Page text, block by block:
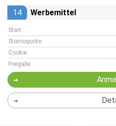
14 Werbemittel
Start
Stornoquote
Cookie
Freigabe